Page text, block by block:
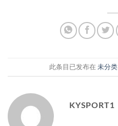
此条目已发布在 未分类
KYSPORT1